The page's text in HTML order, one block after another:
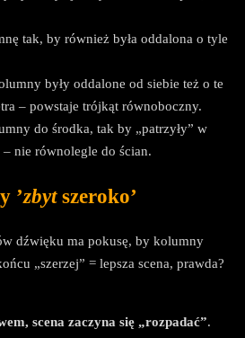
tak, by również była oddalona o tyle
były oddalone od siebie też o te
– powstaje trójkąt równoboczny.
do środka, tak by „patrzyły” w
nie równolegle do ścian.
’zbytszeroko’
dźwięku ma pokusę, by kolumny
„szerzej” = lepsza scena, prawda?
scena zaczyna się „rozpadać”.